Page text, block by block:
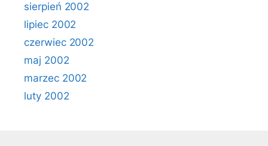
sierpień 2002
lipiec 2002
czerwiec 2002
maj 2002
marzec 2002
luty 2002